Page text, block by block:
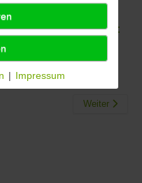
Jyutsu Ausbildung:
Weiter
| Impressum